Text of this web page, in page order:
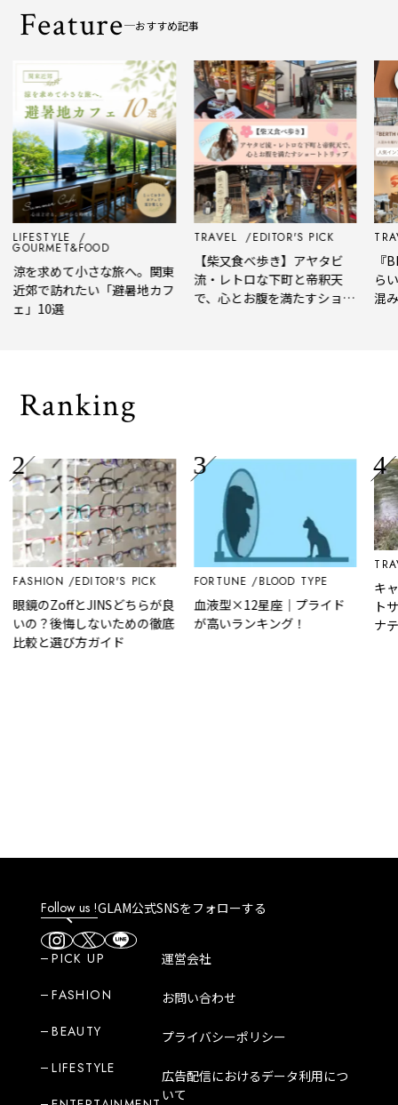
Feature おすすめ記事
LIFESTYLE
GOURMET&FOOD
涼を求めて小さな旅へ。関東
近郊で訪れたい「避暑地カフ
ェ」10選
TRAVEL EDITOR'S PICK
【柴又食べ歩き】アヤタビ
流・レトロな下町と帝釈天
で、心とお腹を満たすショー
『
ら
混
Ranking
FASHION EDITOR'S PICK
眼鏡のZoffとJINSどちらが良
いの？後悔しないための徹底
比較と選び方ガイド
FORTUNE BLOOD TYPE
血液型×12星座｜プライド
が高いランキング！
キ
ト
ナ
Follow us !GLAM公式SNSをフォローする
PICK UP
FASHION
BEAUTY
LIFESTYLE
運営会社
お問い合わせ
プライバシーポリシー
広告配信におけるデータ利用につ
いて